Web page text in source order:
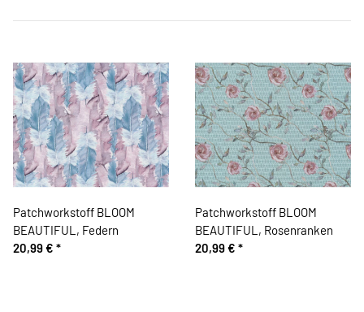
Patchworkstoff BLOOM
BEAUTIFUL, Federn
20,99 € *
Patchworkstoff BLOOM
BEAUTIFUL, Rosenranken
20,99 € *